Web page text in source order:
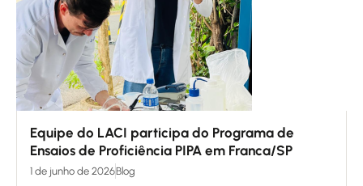
Equipe do LACI participa do Programa de
Ensaios de Proficiência PIPA em Franca/SP
1 de junho de 2026Blog